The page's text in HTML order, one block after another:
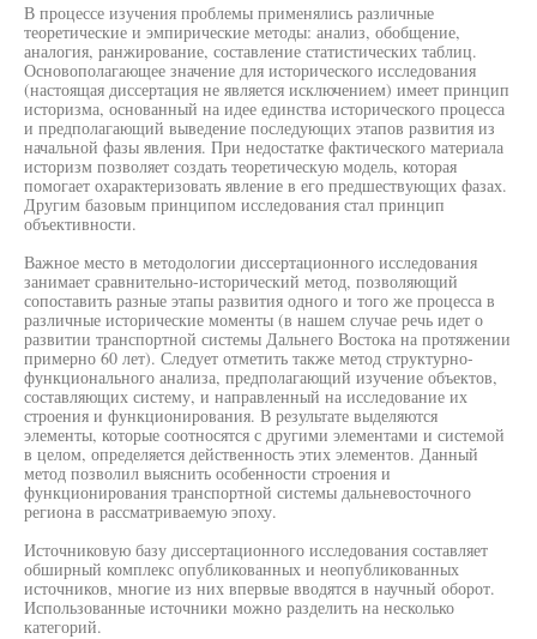
В процессе изучения проблемы применялись различные
теоретические и эмпирические методы: анализ, обобщение,
аналогия, ранжирование, составление статистических таблиц.
Основополагающее значение для исторического исследования
(настоящая диссертация не является исключением) имеет принцип
историзма, основанный на идее единства исторического процесса
и предполагающий выведение последующих этапов развития из
начальной фазы явления. При недостатке фактического материала
историзм позволяет создать теоретическую модель, которая
помогает охарактеризовать явление в его предшествующих фазах.
Другим базовым принципом исследования стал принцип
объективности.
Важное место в методологии диссертационного исследования
занимает сравнительно-исторический метод, позволяющий
сопоставить разные этапы развития одного и того же процесса в
различные исторические моменты (в нашем случае речь идет о
развитии транспортной системы Дальнего Востока на протяжении
примерно 60 лет). Следует отметить также метод структурно-
функционального анализа, предполагающий изучение объектов,
составляющих систему, и направленный на исследование их
строения и функционирования. В результате выделяются
элементы, которые соотносятся с другими элементами и системой
в целом, определяется действенность этих элементов. Данный
метод позволил выяснить особенности строения и
функционирования транспортной системы дальневосточного
региона в рассматриваемую эпоху.
Источниковую базу диссертационного исследования составляет
обширный комплекс опубликованных и неопубликованных
источников, многие из них впервые вводятся в научный оборот.
Использованные источники можно разделить на несколько
категорий.